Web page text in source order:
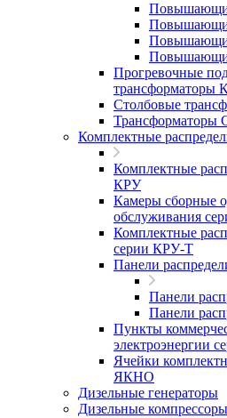
Прогревочные
трансформаторы
Столбовые
Трансформаторы
Комплектные
Комплектные
КРУ
Камеры сборные
обслуживания
Комплектные
серии КРУ-Т
Панели
Панели
Панели
Пункты
электроэнергии
Ячейки
ЯКНО
Дизельные генераторы
Дизельные компрессоры